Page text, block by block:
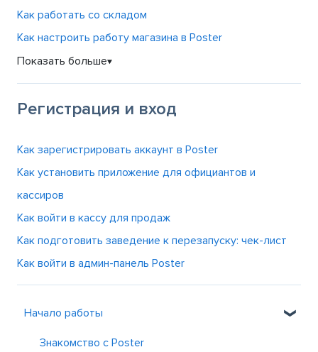
Как работать со складом
Как настроить работу магазина в Poster
Показать больше▼
Регистрация и вход
Как зарегистрировать аккаунт в Poster
Как установить приложение для официантов и
кассиров
Как войти в кассу для продаж
Как подготовить заведение к перезапуску: чек-лист
Как войти в админ-панель Poster
Начало работы
Знакомство с Poster